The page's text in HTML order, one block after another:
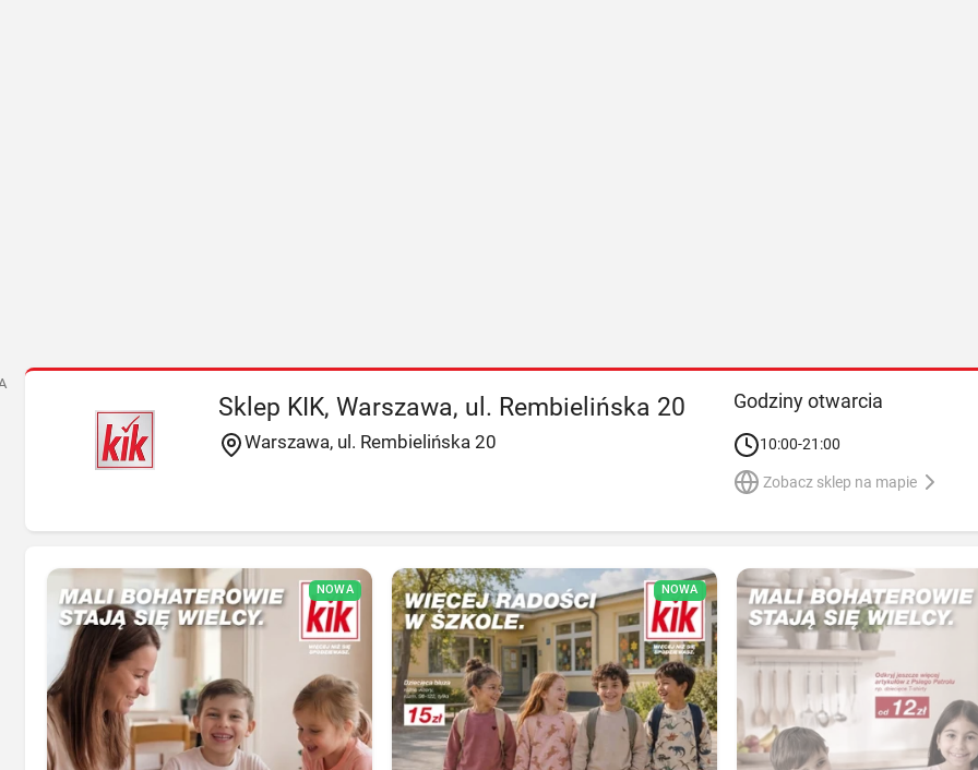
Sklep KIK, Warszawa, ul. Rembielińska 20
Warszawa, ul. Rembielińska 20
Godziny otwarcia
10:00-21:00
Zobacz sklep na mapie
NOWA NOWA